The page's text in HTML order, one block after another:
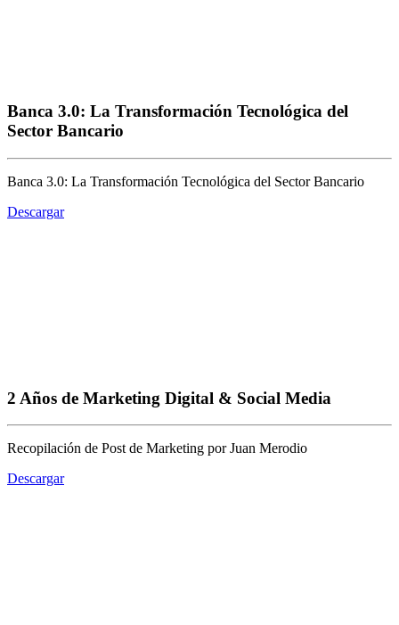
Banca 3.0: La Transformación Tecnológica del
Sector Bancario
Banca 3.0: La Transformación Tecnológica del Sector Bancario
Descargar
2 Años de Marketing Digital & Social Media
Recopilación de Post de Marketing por Juan Merodio
Descargar